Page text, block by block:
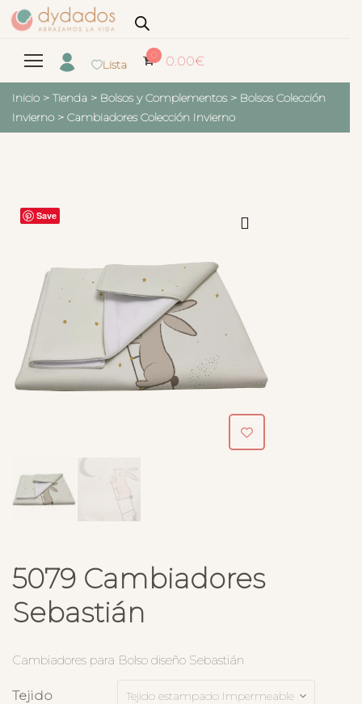
Lista
0 0.00€
Inicio > Tienda > Bolsos y Complementos > Bolsos Colección
Invierno > Cambiadores Colección Invierno
Save
5079 Cambiadores
Sebastián
Cambiadores para Bolso diseño Sebastián
Tejido